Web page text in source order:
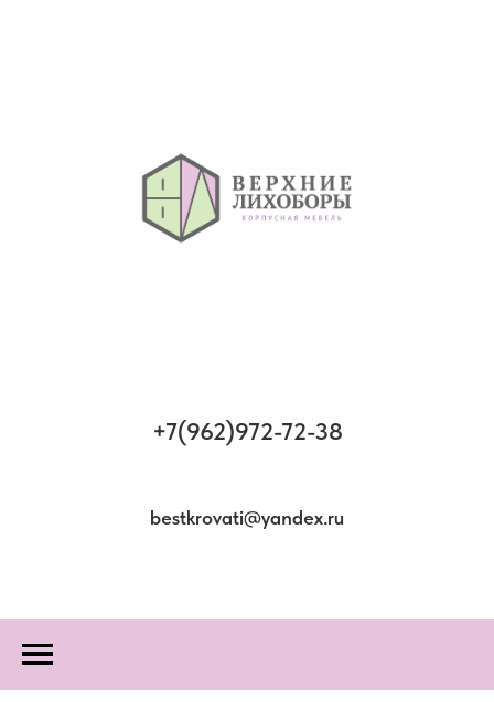
+7(962)972-72-38
bestkrovati@yandex.ru